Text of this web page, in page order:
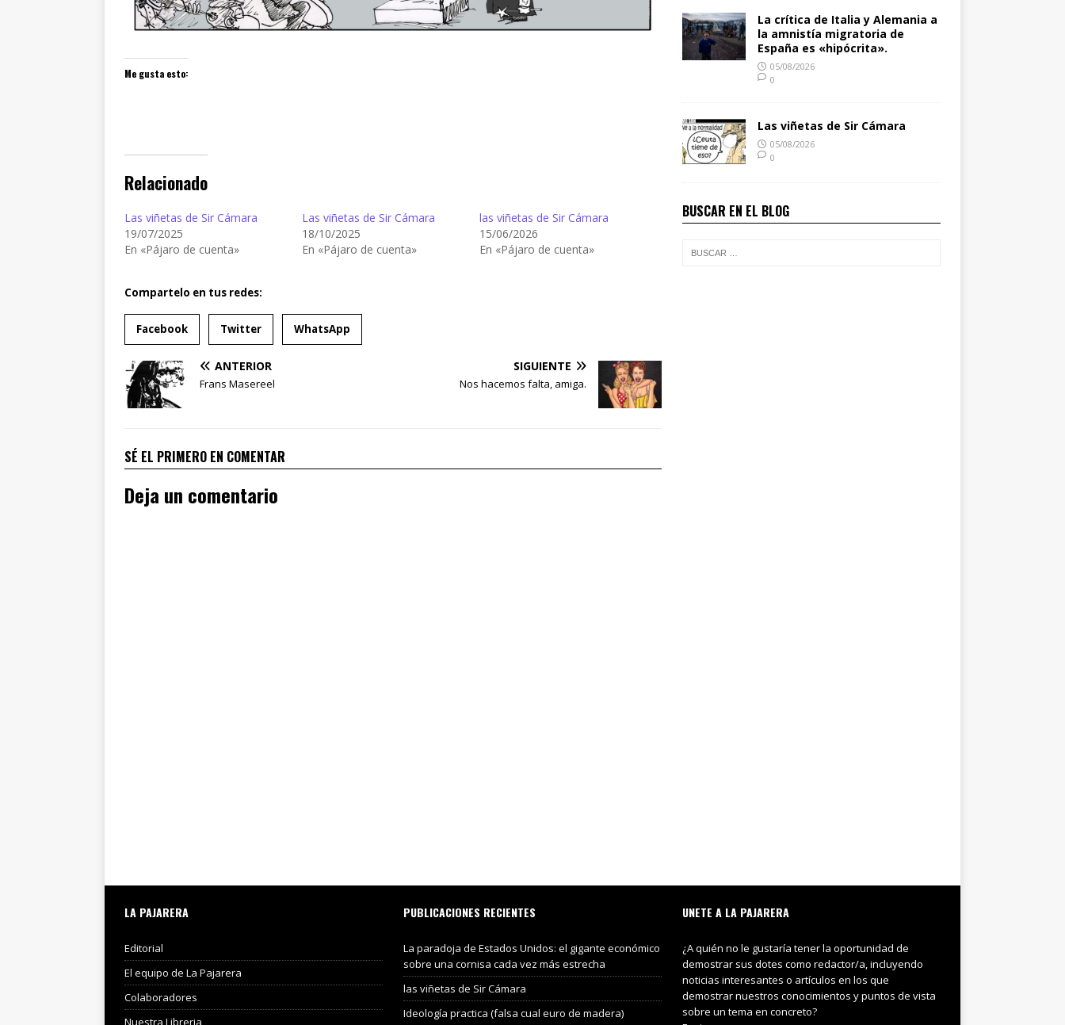
Me gusta esto:
Relacionado
Las viñetas de Sir Cámara
19/07/2025
En «Pájaro de cuenta»
Las viñetas de Sir Cámara
18/10/2025
En «Pájaro de cuenta»
las viñetas de Sir Cámara
15/06/2026
En «Pájaro de cuenta»
Compartelo en tus redes:
Facebook Twitter WhatsApp
ANTERIOR
Frans Masereel
SIGUIENTE
Nos hacemos falta, amiga.
SÉ EL PRIMERO EN COMENTAR
Deja un comentario
La crítica de Italia y Alemania a
la amnistía migratoria de
España es «hipócrita».
05/08/2026
0
Las viñetas de Sir Cámara
05/08/2026
0
BUSCAR EN EL BLOG
LA PAJARERA
Editorial
El equipo de La Pajarera
Colaboradores
Nuestra Libreria
PUBLICACIONES RECIENTES
La paradoja de Estados Unidos: el gigante económico
sobre una cornisa cada vez más estrecha
las viñetas de Sir Cámara
Ideología practica (falsa cual euro de madera)
UNETE A LA PAJARERA
¿A quién no le gustaría tener la oportunidad de
demostrar sus dotes como redactor/a, incluyendo
noticias interesantes o artículos en los que
demostrar nuestros conocimientos y puntos de vista
sobre un tema en concreto?